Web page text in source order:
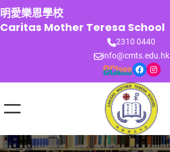
跳
至
主
明愛樂恩學校
Caritas Mother Teresa School
2310 0440
info@cmts.edu.hk
Facebook Instagram